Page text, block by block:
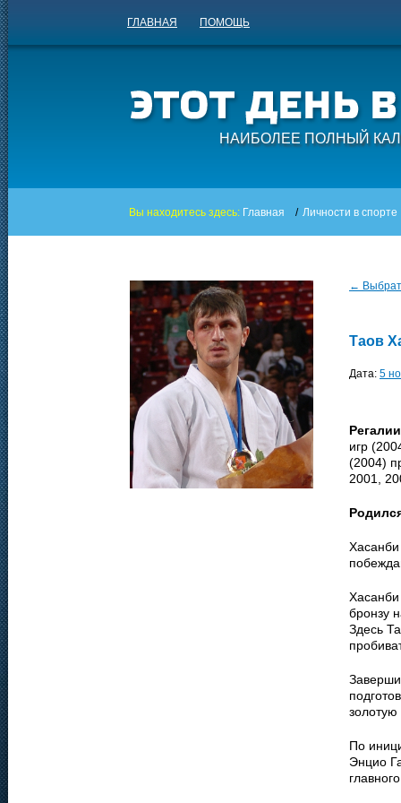
ГЛАВНАЯ ПОМОЩЬ
НАИБОЛЕЕ ПОЛНЫЙ
Вы находитесь здесь: Главная / Личности в спорте
←
Таов
Дата: 5
игр
(2004)
2001,
бронзу
Здесь
По
Энцио